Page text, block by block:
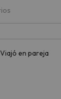
Viajó en pareja